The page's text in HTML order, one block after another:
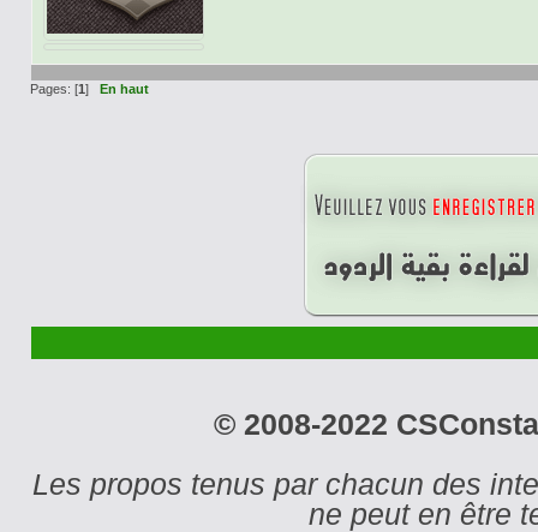
Pages: [1 ] En haut
© 2008-2022
Les propos tenus par chacun des
ne peut en être